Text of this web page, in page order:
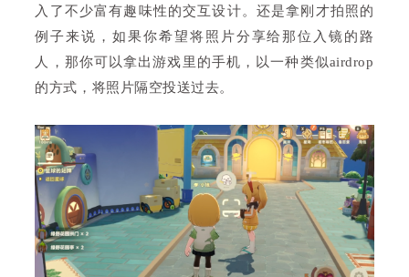
入了不少富有趣味性的交互设计。还是拿刚才拍照的
例子来说，如果你希望将照片分享给那位入镜的路
人，那你可以拿出游戏里的手机，以一种类似airdrop
的方式，将照片隔空投送过去。